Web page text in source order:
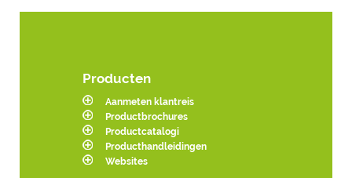
Producten
Aanmeten klantreis
Productbrochures
Productcatalogi
Producthandleidingen
Websites